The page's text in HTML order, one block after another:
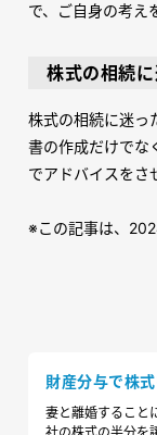
で、ご自身の考え
株式の相続
株式の相続に迷っ
書の作成だけでな
でアドバイスをさ
※この記事は、
財産分与で株
妻と離婚すること